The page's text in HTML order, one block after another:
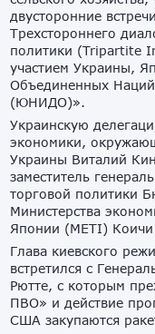
двусторонние
Трехстороннего
политики (Tripartite
участием Украины,
Объединенных
(ЮНИДО)».
Украинскую
экономики,
Украины Виталий
заместитель
торговой политики
Министерства
Японии (METI)
Глава киевского
встретился с
Рютте, с которым
ПВО» и действие
США закупаются